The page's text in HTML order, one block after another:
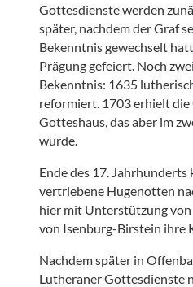
Gottesdienste werden
später, nachdem der Graf
Bekenntnis gewechselt
Prägung gefeiert. Noch
Bekenntnis: 1635
reformiert. 1703 erhielt die
Gotteshaus, das aber im
wurde.
Ende des 17. Jahrhunderts
vertriebene Hugenotten
hier mit Unterstützung
von Isenburg-Birstein ihre
Nachdem später in
Lutheraner Gottesdienste